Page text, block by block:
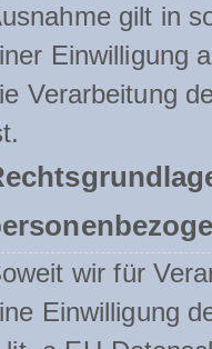
gilt in
Einwilligung
Verarbeitung
wir für
Einwilligung